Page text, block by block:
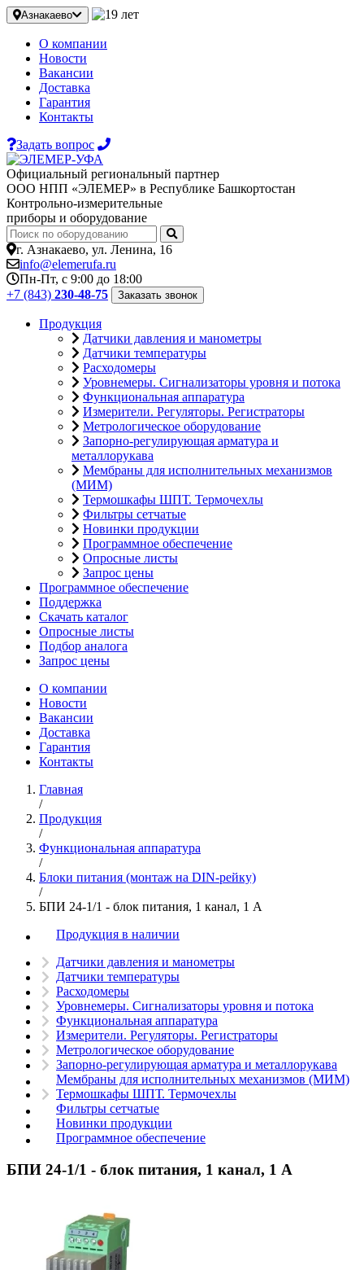
Азнакаево
О компании
Новости
Вакансии
Доставка
Гарантия
Контакты
Задать вопрос
Официальный региональный партнер
ООО НПП «ЭЛЕМЕР» в Республике Башкортостан
Контрольно-измерительные
приборы и оборудование
г. Азнакаево, ул. Ленина, 16
info@elemerufa.ru
Пн-Пт, с 9:00 до 18:00
+7 (843) 230-48-75 Заказать звонок
Продукция
Датчики давления и манометры
Датчики температуры
Расходомеры
Уровнемеры. Сигнализаторы уровня и потока
Функциональная аппаратура
Измерители. Регуляторы. Регистраторы
Метрологическое оборудование
Запорно-регулирующая арматура и
металлорукава
Мембраны для исполнительных механизмов
(МИМ)
Термошкафы ШПТ. Термочехлы
Фильтры сетчатые
Новинки продукции
Программное обеспечение
Опросные листы
Запрос цены
Программное обеспечение
Поддержка
Скачать каталог
Опросные листы
Подбор аналога
Запрос цены
О компании
Новости
Вакансии
Доставка
Гарантия
Контакты
Главная
/
Продукция
/
Функциональная аппаратура
/
Блоки питания (монтаж на DIN-рейку)
/
БПИ 24-1/1 - блок питания, 1 канал, 1 А
Продукция в наличии
Датчики давления и манометры
Датчики температуры
Расходомеры
Уровнемеры. Сигнализаторы уровня и потока
Функциональная аппаратура
Измерители. Регуляторы. Регистраторы
Метрологическое оборудование
Запорно-регулирующая арматура и металлорукава
Мембраны для исполнительных механизмов (МИМ)
Термошкафы ШПТ. Термочехлы
Фильтры сетчатые
Новинки продукции
Программное обеспечение
БПИ 24-1/1 - блок питания, 1 канал, 1 А